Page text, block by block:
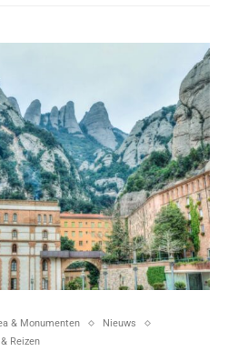
& Monumenten
Nieuws
Reizen